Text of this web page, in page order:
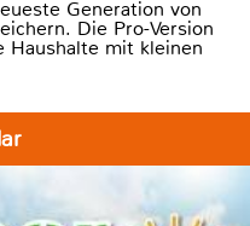
Generation von
Die Pro-Version
Haushalte mit kleinen